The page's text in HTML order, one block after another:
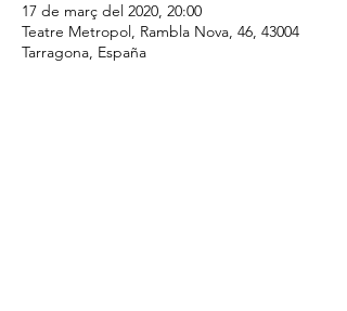
17 de març del 2020, 20:00
Teatre Metropol, Rambla Nova, 46, 43004
Tarragona, España